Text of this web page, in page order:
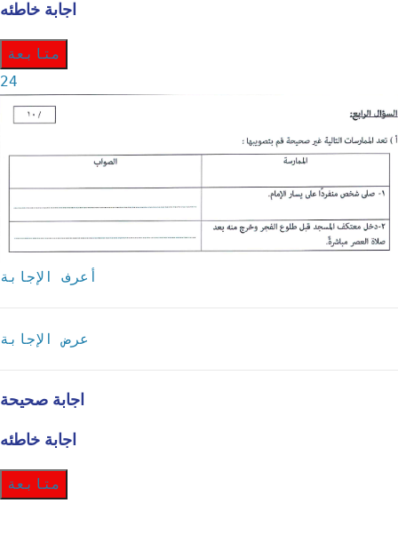
اجابة خاطئه
متابعة
24
أعرف الإجابة
عرض الإجابة
اجابة صحيحة
اجابة خاطئه
متابعة